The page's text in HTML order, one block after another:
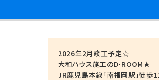
2026年2月竣工予定☆
大和ハウス施工のD-ROOM★
JR鹿児島本線「南福岡駅」徒歩